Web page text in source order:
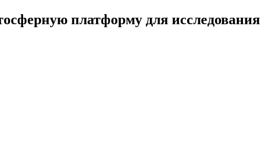
платформу для исследования